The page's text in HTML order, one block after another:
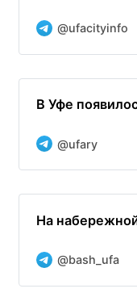
@ufacityinfo
В Уфе
@ufary
На
@bash_ufa